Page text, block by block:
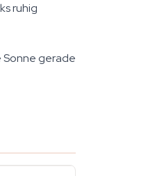
ruhig
Sonne gerade